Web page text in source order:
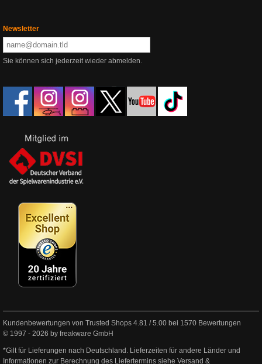
Newsletter
Sie können sich jederzeit wieder abmelden.
Kundenbewertungen von Trusted Shops 4.81 /5.00 bei 1570 Bewertungen
© 1997 - 2026 by freakware GmbH
*Gilt für Lieferungen nach Deutschland. Lieferzeiten für andere Länder und
Informationen zur Berechnung des Liefertermins siehe Versand &